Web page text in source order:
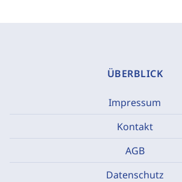
ÜBERBLICK
Impressum
Kontakt
AGB
Datenschutz